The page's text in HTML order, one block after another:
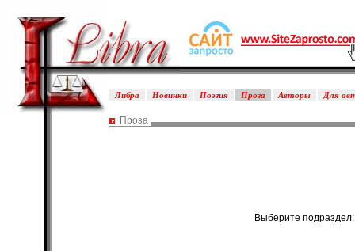
Либра Новинки Поэзия Проза Авторы Для
Проза
Выберите